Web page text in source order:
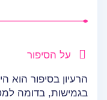
על הסיפור
הרעיון בסיפור הוא
בגמישות, בדומה